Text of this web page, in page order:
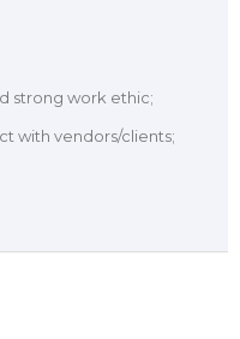
strong work ethic;
with vendors/clients;